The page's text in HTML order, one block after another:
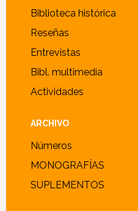
Biblioteca histórica
Reseñas
Entrevistas
Bibl. multimedia
Actividades
ARCHIVO
Números
MONOGRAFÍAS
SUPLEMENTOS